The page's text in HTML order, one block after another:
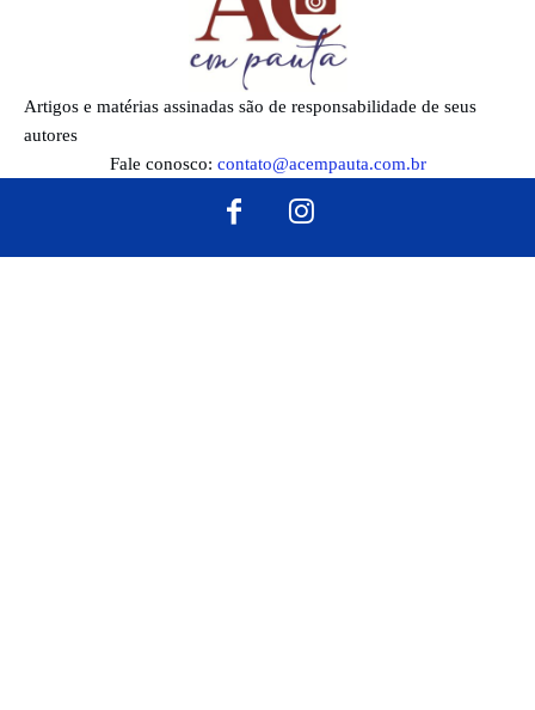
Artigos e matérias assinadas são de responsabilidade de seus
autores
Fale conosco: contato@acempauta.com.br